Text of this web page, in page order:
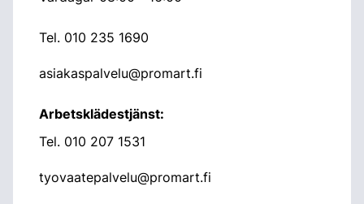
Tel. 010 235 1690
asiakaspalvelu@promart.fi
Arbetsklädestjänst:
Tel. 010 207 1531
tyovaatepalvelu@promart.fi